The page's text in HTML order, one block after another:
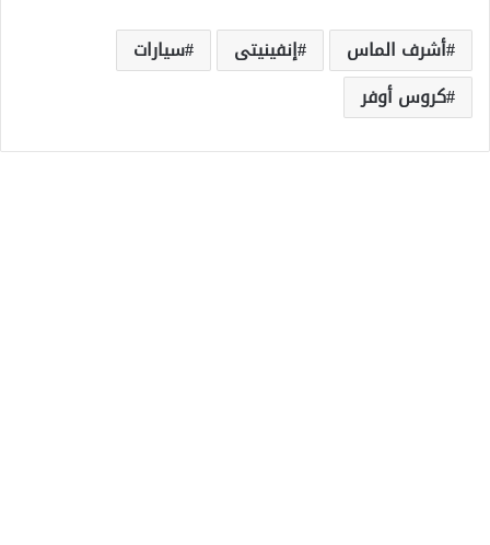
أشرف الماس إنفينيتى
سيارات
كروس أوفر